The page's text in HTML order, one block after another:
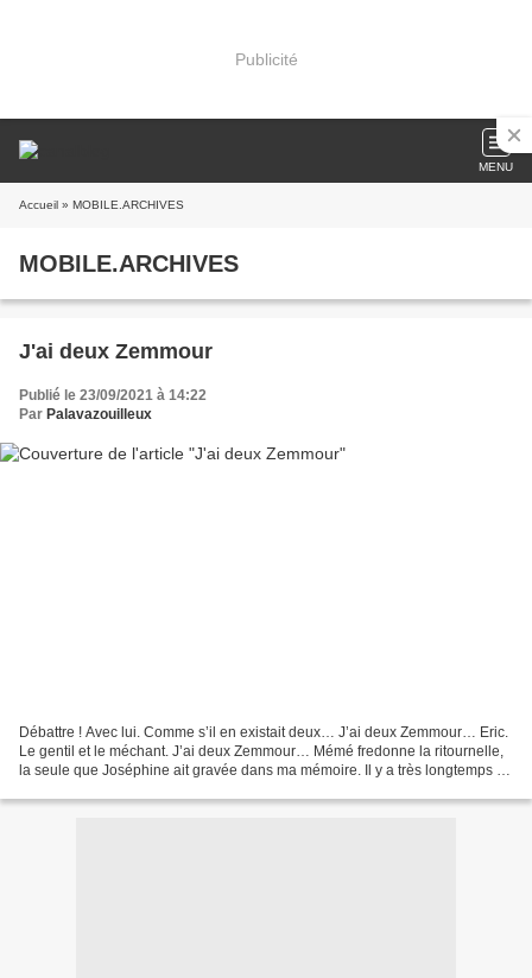
Publicité
MENU
Accueil » MOBILE.ARCHIVES
MOBILE.ARCHIVES
J'ai deux Zemmour
Publié le 23/09/2021 à 14:22
Par Palavazouilleux
Débattre ! Avec lui. Comme s’il en existait deux… J’ai deux Zemmour… Eric.
Le gentil et le méchant. J’ai deux Zemmour… Mémé fredonne la ritournelle,
la seule que Joséphine ait gravée dans ma mémoire. Il y a très longtemps de